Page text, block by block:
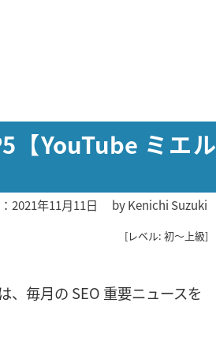
【YouTube ミエル
2021年11月11日 byKenichi Suzuki
[レベル: 初〜上級]
、毎月の SEO 重要ニュースを